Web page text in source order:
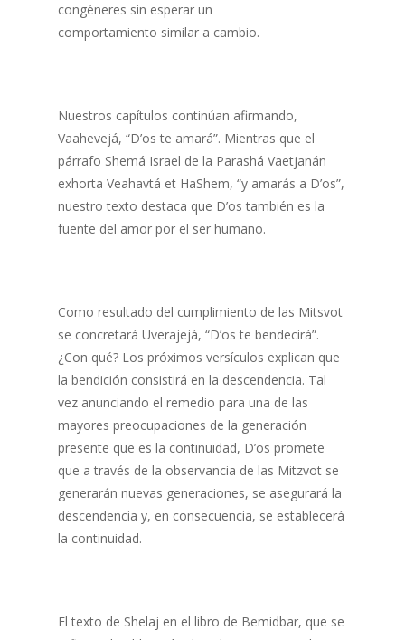
congéneres sin esperar un
comportamiento similar a cambio.
Nuestros capítulos continúan afirmando,
Vaahevejá, “D’os te amará”. Mientras que el
párrafo Shemá Israel de la Parashá Vaetjanán
exhorta Veahavtá et HaShem, “y amarás a D’os”,
nuestro texto destaca que D’os también es la
fuente del amor por el ser humano.
Como resultado del cumplimiento de las Mitsvot
se concretará Uverajejá, “D’os te bendecirá”.
¿Con qué? Los próximos versículos explican que
la bendición consistirá en la descendencia. Tal
vez anunciando el remedio para una de las
mayores preocupaciones de la generación
presente que es la continuidad, D’os promete
que a través de la observancia de las Mitzvot se
generarán nuevas generaciones, se asegurará la
descendencia y, en consecuencia, se establecerá
la continuidad.
El texto de Shelaj en el libro de Bemidbar, que se